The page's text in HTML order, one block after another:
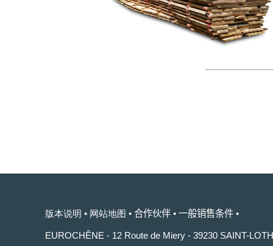
版本说明 • 网站地图 • 合作伙伴 • 一般销售条件 •
EUROCHÊNE - 12 Route de Miery - 39230 SAINT-